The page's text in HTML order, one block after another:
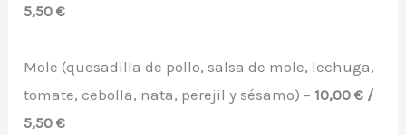
5,50 €
Mole (quesadilla de pollo, salsa de mole, lechuga,
tomate, cebolla, nata, perejil y sésamo) – 10,00 € /
5,50 €